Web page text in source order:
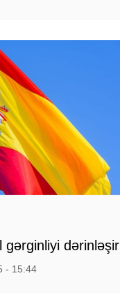
gərginliyi dərinləşir
- 15:44